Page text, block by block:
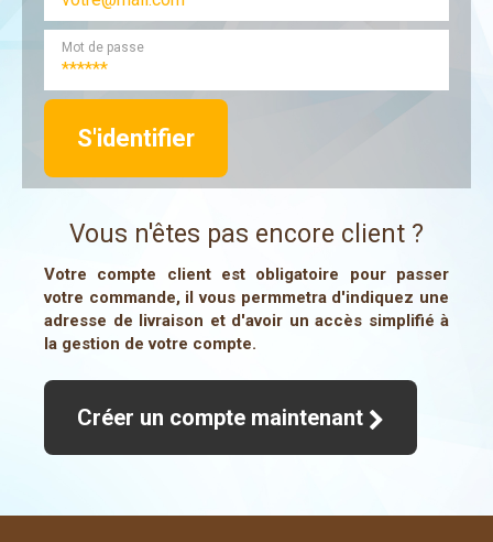
Mot de passe
Vous n'êtes pas encore client ?
Votre compte client est obligatoire pour passer
votre commande, il vous permmetra d'indiquez une
adresse de livraison et d'avoir un accès simplifié à
la gestion de votre compte.
Créer un compte maintenant